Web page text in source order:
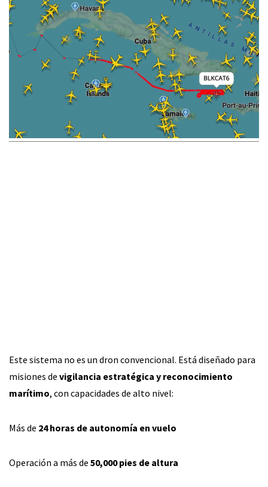
Este sistema no es un dron convencional. Está diseñado para
misiones de vigilancia estratégica y reconocimiento
marítimo, con capacidades de alto nivel:
Más de 24 horas de autonomía en vuelo
Operación a más de 50,000 pies de altura